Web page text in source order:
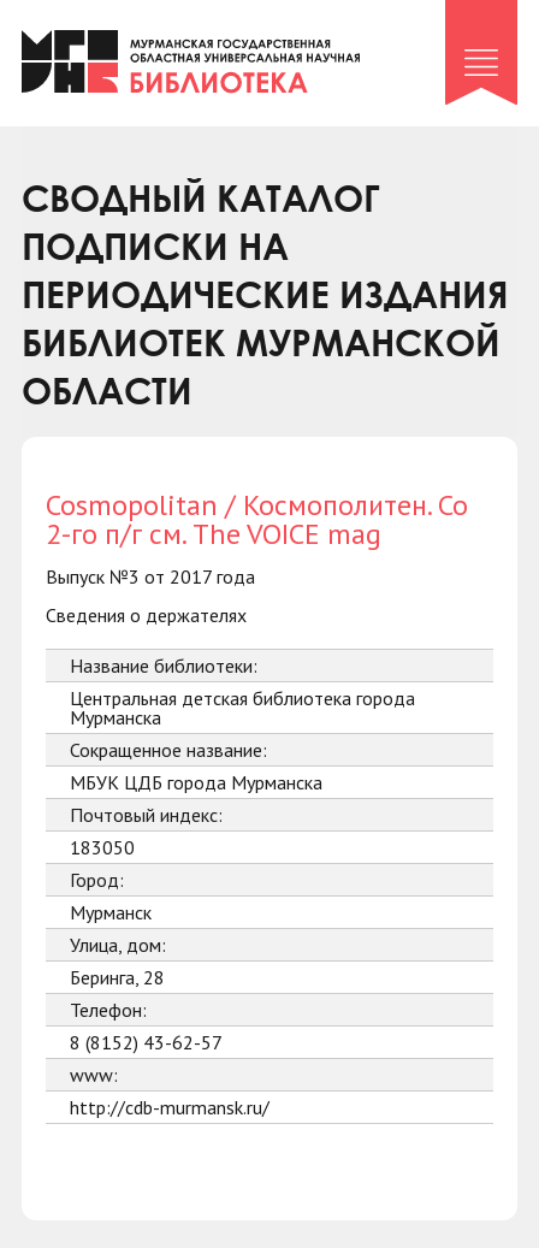
Клуб «Гиря и сельдерей»
Клуб «Семейный архив»
Коллегам
Контакты
СВОДНЫЙ КАТАЛОГ
ПОДПИСКИ НА
ПЕРИОДИЧЕСКИЕ ИЗДАНИЯ
БИБЛИОТЕК МУРМАНСКОЙ
ОБЛАСТИ
Cosmopolitan / Космополитен. Со
2-го п/г см. The VOICE mag
Выпуск №3 от 2017 года
Сведения о держателях
Название библиотеки:
Центральная детская библиотека города
Мурманска
Сокращенное название:
МБУК ЦДБ города Мурманска
Почтовый индекс:
183050
Город:
Мурманск
Улица, дом:
Беринга, 28
Телефон:
8 (8152) 43-62-57
www:
http://cdb-murmansk.ru/